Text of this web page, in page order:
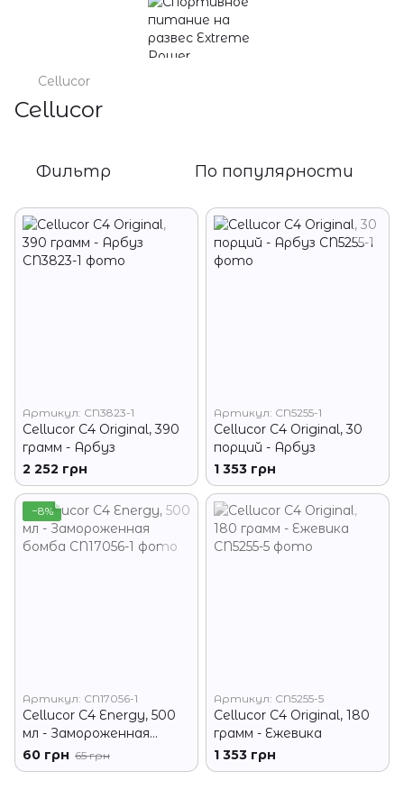
Cellucor
Cellucor
Фильтр По популярности
Артикул: CN3823-1
Cellucor C4 Original, 390
грамм - Арбуз
2 252 грн
Артикул: CN5255-1
Cellucor C4 Original, 30
порций - Арбуз
1 353 грн
−8%
Артикул: CN17056-1
Cellucor C4 Energy, 500
мл - Замороженная
бомба
60 грн 65 грн
Артикул: CN5255-5
Cellucor C4 Original, 180
грамм - Ежевика
1 353 грн